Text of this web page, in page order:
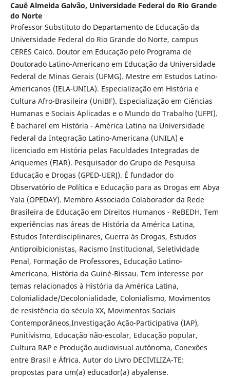
Cauê Almeida Galvão, Universidade Federal do Rio Grande
do Norte
Professor Substituto do Departamento de Educação da
Universidade Federal do Rio Grande do Norte, campus
CERES Caicó. Doutor em Educação pelo Programa de
Doutorado Latino-Americano em Educação da Universidade
Federal de Minas Gerais (UFMG). Mestre em Estudos Latino-
Americanos (IELA-UNILA). Especialização em História e
Cultura Afro-Brasileira (UniBF). Especialização em Ciências
Humanas e Sociais Aplicadas e o Mundo do Trabalho (UFPI).
É bacharel em História - América Latina na Universidade
Federal da Integração Latino-Americana (UNILA) e
licenciado em História pelas Faculdades Integradas de
Ariquemes (FIAR). Pesquisador do Grupo de Pesquisa
Educação e Drogas (GPED-UERJ). É fundador do
Observatório de Política e Educação para as Drogas em Abya
Yala (OPEDAY). Membro Associado Colaborador da Rede
Brasileira de Educação em Direitos Humanos - ReBEDH. Tem
experiências nas áreas de História da América Latina,
Estudos Interdisciplinares, Guerra às Drogas, Estudos
Antiproibicionistas, Racismo Institucional, Seletividade
Penal, Formação de Professores, Educação Latino-
Americana, História da Guiné-Bissau. Tem interesse por
temas relacionados à História da América Latina,
Colonialidade/Decolonialidade, Colonialismo, Movimentos
de resistência do século XX, Movimentos Sociais
Contemporâneos,Investigação Ação-Participativa (IAP),
Punitivismo, Educação não-escolar, Educação popular,
Cultura RAP e Produção audiovisual autônoma, Conexões
entre Brasil e África. Autor do Livro DECIVILIZA-TE:
propostas para um(a) educador(a) abyalense.